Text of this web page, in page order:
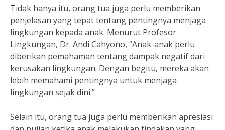
Tidak hanya itu, orang tua juga perlu memberikan
penjelasan yang tepat tentang pentingnya menjaga
lingkungan kepada anak. Menurut Profesor
Lingkungan, Dr. Andi Cahyono, “Anak-anak perlu
diberikan pemahaman tentang dampak negatif dari
kerusakan lingkungan. Dengan begitu, mereka akan
lebih memahami pentingnya untuk menjaga
lingkungan sejak dini.”
Selain itu, orang tua juga perlu memberikan apresiasi